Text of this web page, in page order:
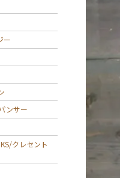
ー
ンサー
クレセント